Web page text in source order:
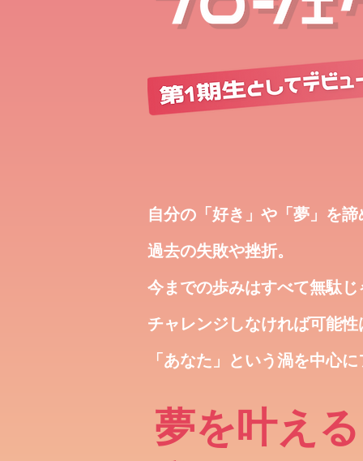
自分の「好き」や「夢」を
過去の失敗や挫折。
今までの歩みはすべて無駄じ
チャレンジしなければ可能性
「あなた」という渦を中心
夢を叶える